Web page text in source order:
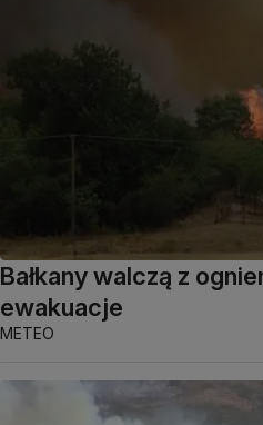
Bałkany walczą z
ewakuacje
METEO